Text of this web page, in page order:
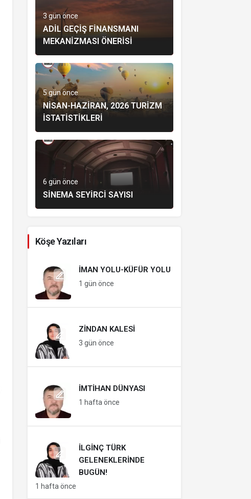
3 gün önce
ADIL GEÇIŞ FINANSMANI
MEKANIZMASI ÖNERISI
5 gün önce
NISAN-HAZIRAN, 2026 TURIZM
İSTATISTIKLERI
6 gün önce
SINEMA SEYIRCI SAYISI
Köşe Yazıları
İMAN YOLU-KÜFÜR YOLU
1 gün önce
ZINDAN KALESI
3 gün önce
İMTIHAN DÜNYASI
1 hafta önce
İLGINÇ TÜRK
GELENEKLERINDE
BUGÜN!
1 hafta önce